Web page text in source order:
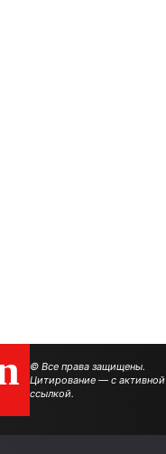
© Все права защищены.
Цитирование — с активной
ссылкой.